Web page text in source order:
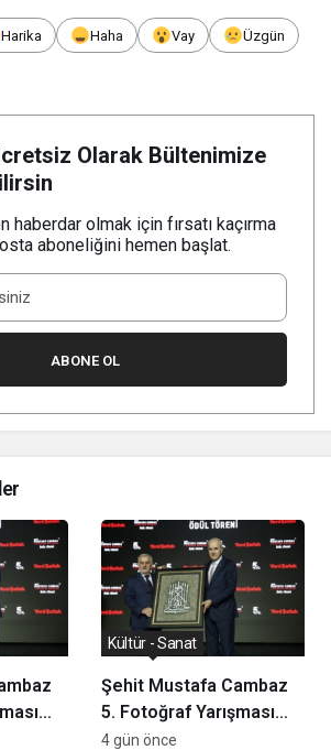
Harika Haha Vay Üzgün
Olarak Bültenimize
haberdar olmak için fırsatı kaçırma
aboneliğini hemen başlat.
ABONE OL
ve
Şehit Mustafa Cambaz
5. Fotoğraf Yarışması
Ödülleri Demokrasi ve
Kültür - Sanat
4 gün önce